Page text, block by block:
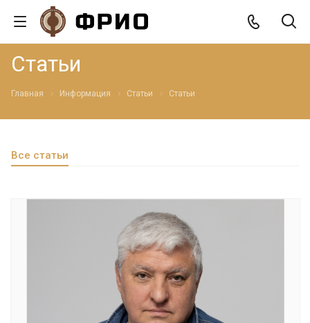
Статьи
Главная Информация Статьи Статьи
Все статьи